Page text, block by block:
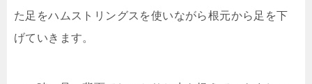
た足をハムストリングスを使いながら根元から足を下
げていきます。